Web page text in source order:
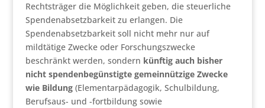
Rechtsträger die Möglichkeit geben, die steuerliche
Spendenabsetzbarkeit zu erlangen. Die
Spendenabsetzbarkeit soll nicht mehr nur auf
mildtätige Zwecke oder Forschungszwecke
beschränkt werden, sondern künftig auch bisher
nicht spendenbegünstigte gemeinnützige Zwecke
wie Bildung(Elementarpädagogik, Schulbildung,
Berufsaus- und -fortbildung sowie